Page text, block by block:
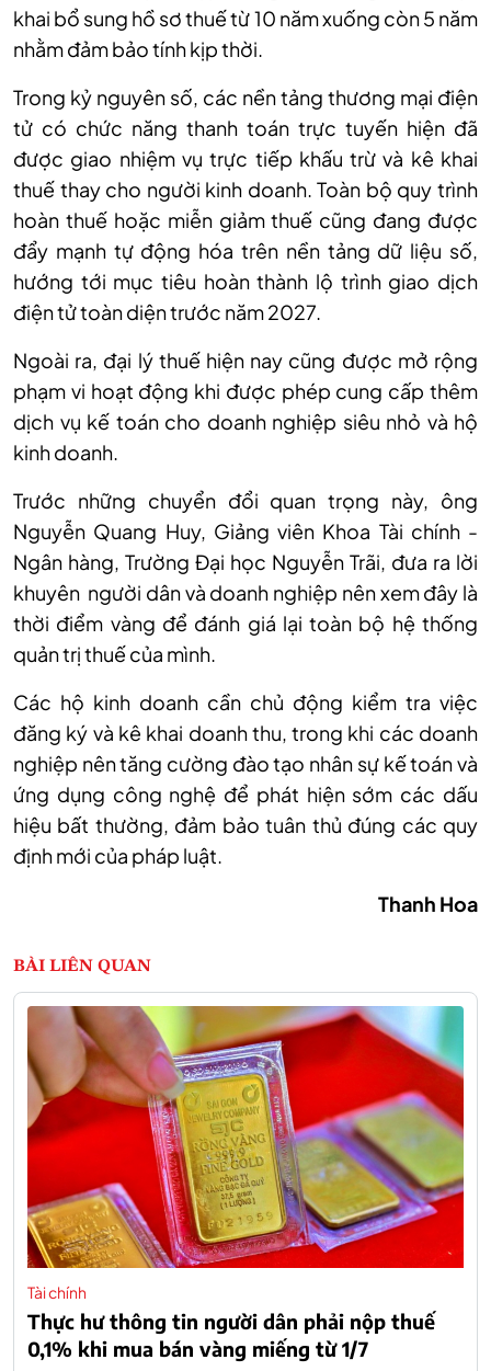
khai bổ sung hồ sơ thuế từ 10 năm xuống còn 5 năm
nhằm đảm bảo tính kịp thời.
Trong kỷ nguyên số, các nền tảng thương mại điện
tử có chức năng thanh toán trực tuyến hiện đã
được giao nhiệm vụ trực tiếp khấu trừ và kê khai
thuế thay cho người kinh doanh. Toàn bộ quy trình
hoàn thuế hoặc miễn giảm thuế cũng đang được
đẩy mạnh tự động hóa trên nền tảng dữ liệu số,
hướng tới mục tiêu hoàn thành lộ trình giao dịch
điện tử toàn diện trước năm 2027.
Ngoài ra, đại lý thuế hiện nay cũng được mở rộng
phạm vi hoạt động khi được phép cung cấp thêm
dịch vụ kế toán cho doanh nghiệp siêu nhỏ và hộ
kinh doanh.
Trước những chuyển đổi quan trọng này, ông
Nguyễn Quang Huy, Giảng viên Khoa Tài chính -
Ngân hàng, Trường Đại học Nguyễn Trãi, đưa ra lời
khuyên người dân và doanh nghiệp nên xem đây là
thời điểm vàng để đánh giá lại toàn bộ hệ thống
quản trị thuế của mình.
Các hộ kinh doanh cần chủ động kiểm tra việc
đăng ký và kê khai doanh thu, trong khi các doanh
nghiệp nên tăng cường đào tạo nhân sự kế toán và
ứng dụng công nghệ để phát hiện sớm các dấu
hiệu bất thường, đảm bảo tuân thủ đúng các quy
định mới của pháp luật.
Thanh Hoa
BÀI LIÊN QUAN
Tài chính
Thực hư thông tin người dân phải nộp thuế
0,1% khi mua bán vàng miếng từ 1/7